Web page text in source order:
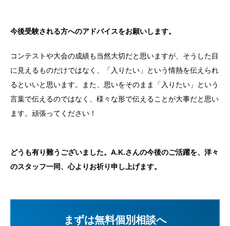
今後受験される方へのアドバイスをお願いします。
コンテストや大会の成績も当然大切だと思いますが、そうした目
に見えるものだけではなく、「入りたい」という情熱を伝えられ
るといいと思います。また、思いをそのまま「入りたい」という
言葉で伝えるのではなく、様々な形で伝えることが大事だと思い
ます。頑張ってください！
どうも有り難うございました。A.K.さんの今後のご活躍を、洋々
のスタッフ一同、心よりお祈り申し上げます。
まずは無料個別相談へ